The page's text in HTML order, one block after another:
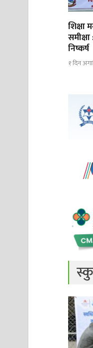
शिक्षा
निष्कर्ष
१ दिन